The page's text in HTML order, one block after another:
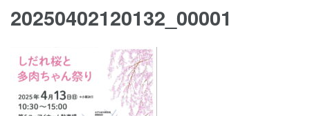
20250402120132_00001